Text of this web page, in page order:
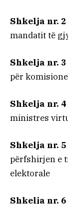
Shkelja nr. 2
mandatit të
Shkelja nr. 3
për
Shkelja nr. 4
ministres
Shkelja nr. 5
përfshirjen e
elektorale
Shkelja nr. 6